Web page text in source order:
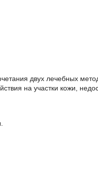
двух лечебных
на участки кожи,